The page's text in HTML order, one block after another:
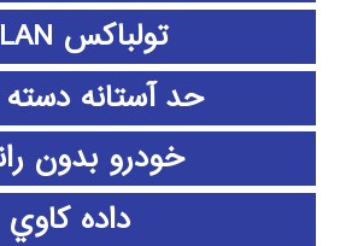
تولباکس WLAN
حد آستانه
خودرو بدون
داده كاوي